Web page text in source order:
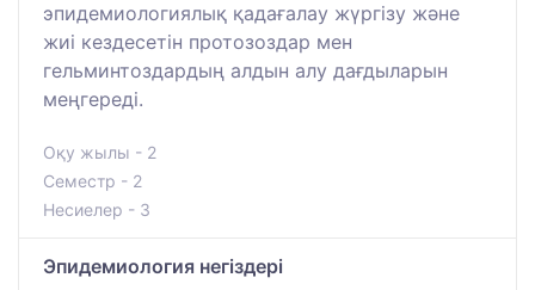
эпидемиологиялық қадағалау жүргізу және
жиі кездесетін протозоздар мен
гельминтоздардың алдын алу дағдыларын
меңгереді.
Оқу жылы - 2
Семестр - 2
Несиелер - 3
Эпидемиология негіздері